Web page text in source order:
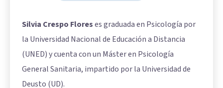
Silvia Crespo Floreses graduada en Psicología por
la Universidad Nacional de Educación a Distancia
(UNED) y cuenta con un Máster en Psicología
General Sanitaria, impartido por la Universidad de
Deusto (UD).